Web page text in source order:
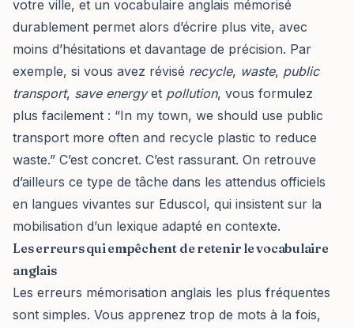
votre ville, et un vocabulaire anglais mémorisé
durablement permet alors d’écrire plus vite, avec
moins d’hésitations et davantage de précision. Par
exemple, si vous avez révisé recycle, waste, public
transport, save energyet pollution, vous formulez
plus facilement : “In my town, we should use public
transport more often and recycle plastic to reduce
waste.” C’est concret. C’est rassurant. On retrouve
d’ailleurs ce type de tâche dans les attendus officiels
en langues vivantes sur Eduscol, qui insistent sur la
mobilisation d’un lexique adapté en contexte.
Les erreurs qui empêchent de retenir le vocabulaire
anglais
Les erreurs mémorisation anglais les plus fréquentes
sont simples. Vous apprenez trop de mots à la fois,